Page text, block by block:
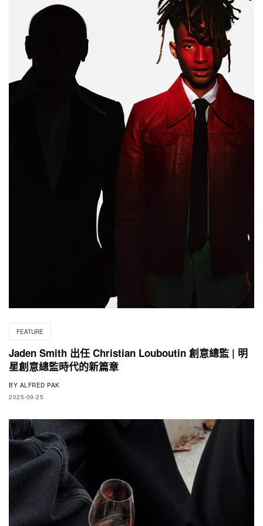
FEATURE
Jaden Smith 出任 Christian Louboutin 創意總監 | 明
星創意總監時代的新篇章
BY ALFRED PAK
2025-09-25